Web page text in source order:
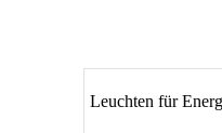
Leuchten für